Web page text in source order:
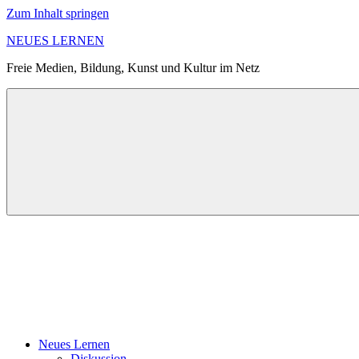
Zum Inhalt springen
NEUES LERNEN
Freie Medien, Bildung, Kunst und Kultur im Netz
Neues Lernen